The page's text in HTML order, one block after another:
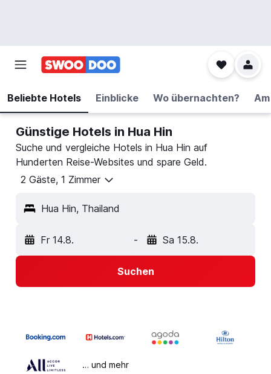
Beliebte Hotels Einblicke Wo übernachten?
Günstige Hotels in Hua Hin
Suche und vergleiche Hotels in Hua Hin auf
Hunderten Reise-Websites und spare Geld.
2 Gäste, 1 Zimmer
Hua Hin, Thailand
Fr 14.8. - Sa 15.8.
Suchen
… und mehr